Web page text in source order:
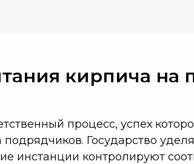
кирпича на
процесс, успех
Государство
инстанции контролируют